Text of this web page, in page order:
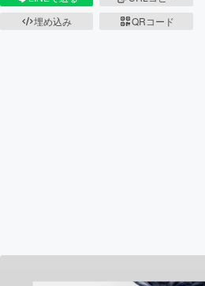
埋め込み
QRコード